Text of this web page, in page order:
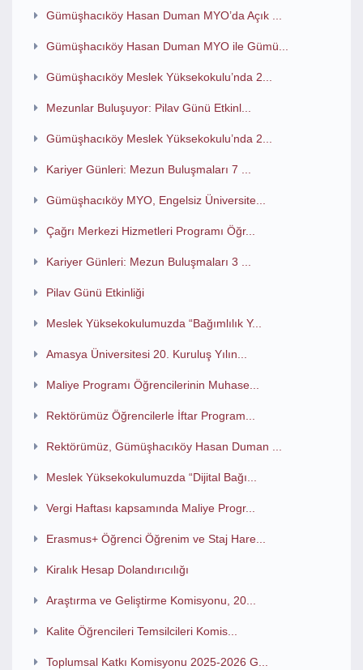
Gümüşhacıköy Hasan Duman MYO’da Açık ...
Gümüşhacıköy Hasan Duman MYO ile Gümü...
Gümüşhacıköy Meslek Yüksekokulu’nda 2...
Mezunlar Buluşuyor: Pilav Günü Etkinl...
Gümüşhacıköy Meslek Yüksekokulu’nda 2...
Kariyer Günleri: Mezun Buluşmaları 7 ...
Gümüşhacıköy MYO, Engelsiz Üniversite...
Çağrı Merkezi Hizmetleri Programı Öğr...
Kariyer Günleri: Mezun Buluşmaları 3 ...
Pilav Günü Etkinliği
Meslek Yüksekokulumuzda “Bağımlılık Y...
Amasya Üniversitesi 20. Kuruluş Yılın...
Maliye Programı Öğrencilerinin Muhase...
Rektörümüz Öğrencilerle İftar Program...
Rektörümüz, Gümüşhacıköy Hasan Duman ...
Meslek Yüksekokulumuzda “Dijital Bağı...
Vergi Haftası kapsamında Maliye Progr...
Erasmus+ Öğrenci Öğrenim ve Staj Hare...
Kiralık Hesap Dolandırıcılığı
Araştırma ve Geliştirme Komisyonu, 20...
Kalite Öğrencileri Temsilcileri Komis...
Toplumsal Katkı Komisyonu 2025-2026 G...